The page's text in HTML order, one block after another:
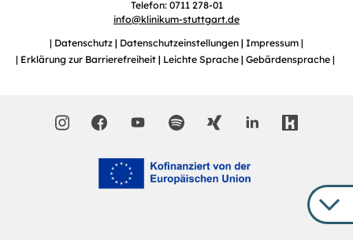
Telefon: 0711 278-01
info@klinikum-stuttgart.de
Datenschutz
Datenschutzeinstellungen Impressum
Erklärung zur Barrierefreiheit
Leichte Sprache Gebärdensprache